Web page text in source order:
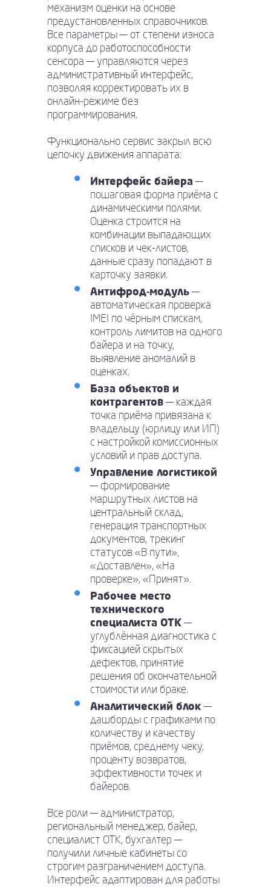
механизм оценки на основе
предустановленных справочников.
Все параметры — от степени износа
корпуса до работоспособности
сенсора — управляются через
административный интерфейс,
позволяя корректировать их в
онлайн-режиме без
программирования.
Функционально сервис закрыл всю
цепочку движения аппарата:
Интерфейс байера —
пошаговая форма приёма с
динамическими полями.
Оценка строится на
комбинации выпадающих
списков и чек-листов,
данные сразу попадают в
карточку заявки.
Антифрод-модуль—
автоматическая проверка
IMEI по чёрным спискам,
контроль лимитов на одного
байера и на точку,
выявление аномалий в
оценках.
База объектов и
контрагентов— каждая
точка приёма привязана к
владельцу (юрлицу или ИП)
с настройкой комиссионных
условий и прав доступа.
Управление логистикой
— формирование
маршрутных листов на
центральный склад,
генерация транспортных
документов, трекинг
статусов «В пути»,
«Доставлен», «На
проверке», «Принят».
Рабочее место
технического
специалиста ОТК—
углублённая диагностика с
фиксацией скрытых
дефектов, принятие
решения об окончательной
стоимости или браке.
Аналитический блок —
дашборды с графиками по
количеству и качеству
приёмов, среднему чеку,
проценту возвратов,
эффективности точек и
байеров.
Все роли — администратор,
региональный менеджер, байер,
специалист ОТК, бухгалтер —
получили личные кабинеты со
строгим разграничением доступа.
Интерфейс адаптирован для работы